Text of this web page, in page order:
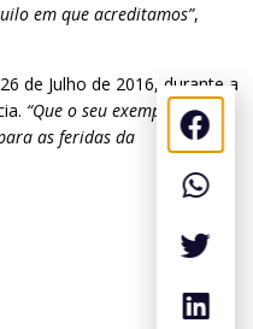
em que acreditamos”,
de Julho de 2016, durante a
“Que o seu exemplo vos
as feridas da